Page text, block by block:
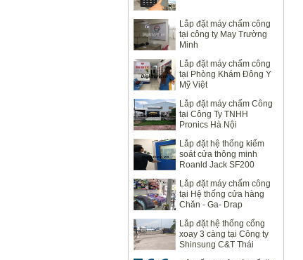
Lắp đặt máy chấm công
tại công ty May Trường
Minh
Lắp đặt máy chấm công
tại Phòng Khám Đông Y
Mỹ Việt
Lắp đặt máy chấm Công
tại Công Ty TNHH
Pronics Hà Nội
Lắp đặt hệ thống kiểm
soát cửa thông minh
Roanld Jack SF200
Lắp đặt máy chấm công
tại Hệ thống cửa hàng
Chăn - Ga- Drap
Lắp đặt hệ thống cổng
xoay 3 càng tại Công ty
Shinsung C&T Thái